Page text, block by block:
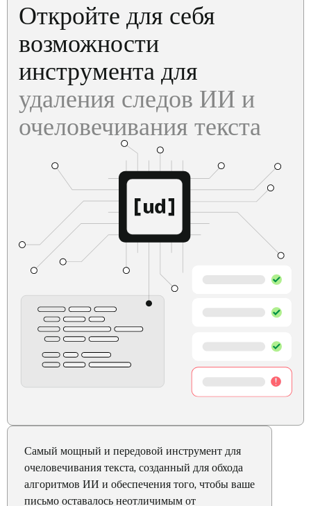
Откройте для себя
возможности
инструмента для
удаления следов ИИ и
очеловечивания текста
Самый мощный и передовой инструмент для
очеловечивания текста, созданный для обхода
алгоритмов ИИ и обеспечения того, чтобы ваше
письмо оставалось неотличимым от